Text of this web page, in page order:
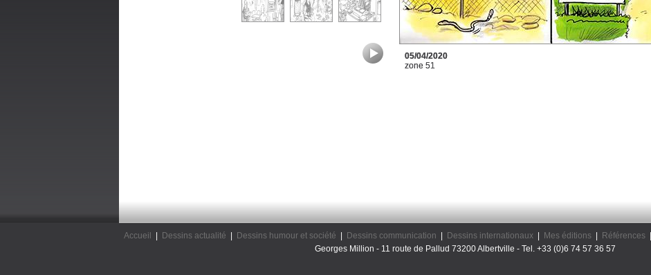
05/04/2020
zone 51
Accueil Dessins actualité Dessins humour et société Dessins communication Dessins internationaux| Mes éditions| Références|
Georges Million - 11 route de Pallud 73200 Albertville - Tel. +33 (0)6 74 57 36 57